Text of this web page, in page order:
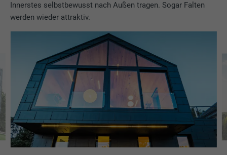
Innerstes selbstbewusst nach Außen tragen. Sogar Falten
werden wieder attraktiv.